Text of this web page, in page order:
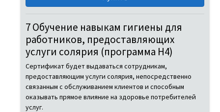
7 Обучение навыкам гигиены для
работников, предоставляющих
услуги солярия (программа H4)
Сертификат будет выдаваться сотрудникам,
предоставляющим услуги солярия, непосредственно
связанным с обслуживанием клиентов и способным
оказывать прямое влияние на здоровье потребителей
услуг.